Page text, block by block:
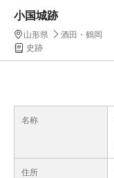
小国城跡
山形県
酒田・鶴岡
史跡
名称
住所